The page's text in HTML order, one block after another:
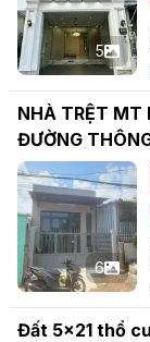
5
NHÀ TRỆT MT
ĐƯỜNG
6
Đất 5x21 thổ